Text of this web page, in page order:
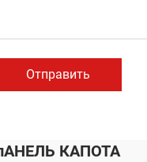
Отправить
КАПОТА